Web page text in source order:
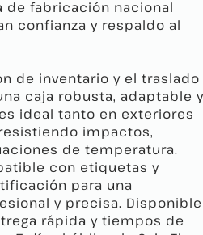
de fabricación nacional
confianza y respaldo al
de inventario y el traslado
caja robusta, adaptable y
ideal tanto en exteriores
impactos,
de temperatura.
con etiquetas y
para una
y precisa. Disponible
rápida y tiempos de